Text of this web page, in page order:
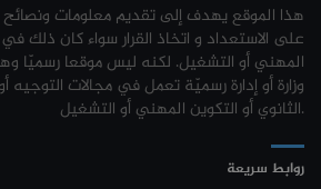
31-07 مناظرات إنتداب أساتذة التربية البدنية : بلاغ
التكميلية
31-07 جامعة تونس المنار : مناظرة النقل الجامعية في نفس
24-01 نتائج مناظرة الإلتحاق بالتكوين في مستوى
2024
21-11 مناظرة إنتداب ضباط إصلاح بوزارة العدل لسنة 2023
17-11
هذا الموقع يهدف إلى تقديم معلومات
على الاستعداد و اتخاذ القرار سواء كان ذلك في
المهني أو التشغيل. لكنه ليس موقعا رسميّا
وزارة أو إدارة رسميّة تعمل في مجالات التوجيه
الثانوي أو التكوين المهني أو التشغيل.
روابط سريعة